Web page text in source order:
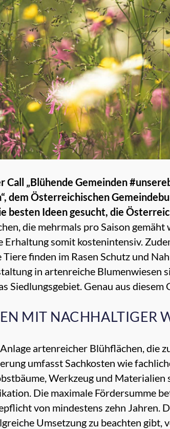
„Blühende Gemeinden
dem Österreichischen
besten Ideen gesucht, die
die mehrmals pro Saison
somit kostenintensiv.
finden im Rasen Schutz und
in artenreiche Blumenwiesen
Siedlungsgebiet. Genau aus
MIT NACHHALTIGER
artenreicher Blühflächen, die
umfasst Sachkosten wie
Werkzeug und
Die maximale Fördersumme
von mindestens zehn Jahren.
Umsetzung zu beachten